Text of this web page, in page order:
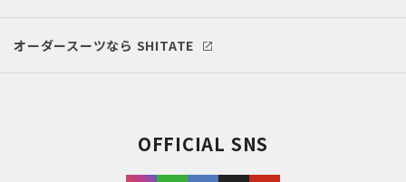
オーダースーツなら SHITATE
OFFICIAL SNS